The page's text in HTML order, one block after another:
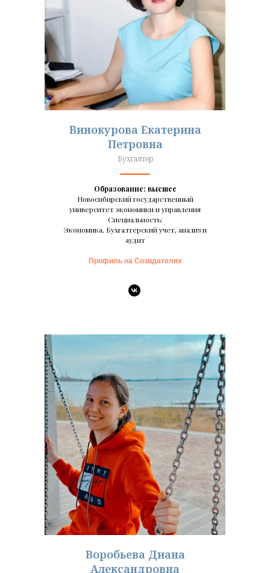
Винокурова Екатерина
Петровна
Бухгалтер
Образование: высшее
Новосибирский государственный
университет экономики и управления
Специальность:
Экономика, Бухгалтерский учет, анализ и
аудит
Профиль на Созидателях
Воробьева Диана
Александровна